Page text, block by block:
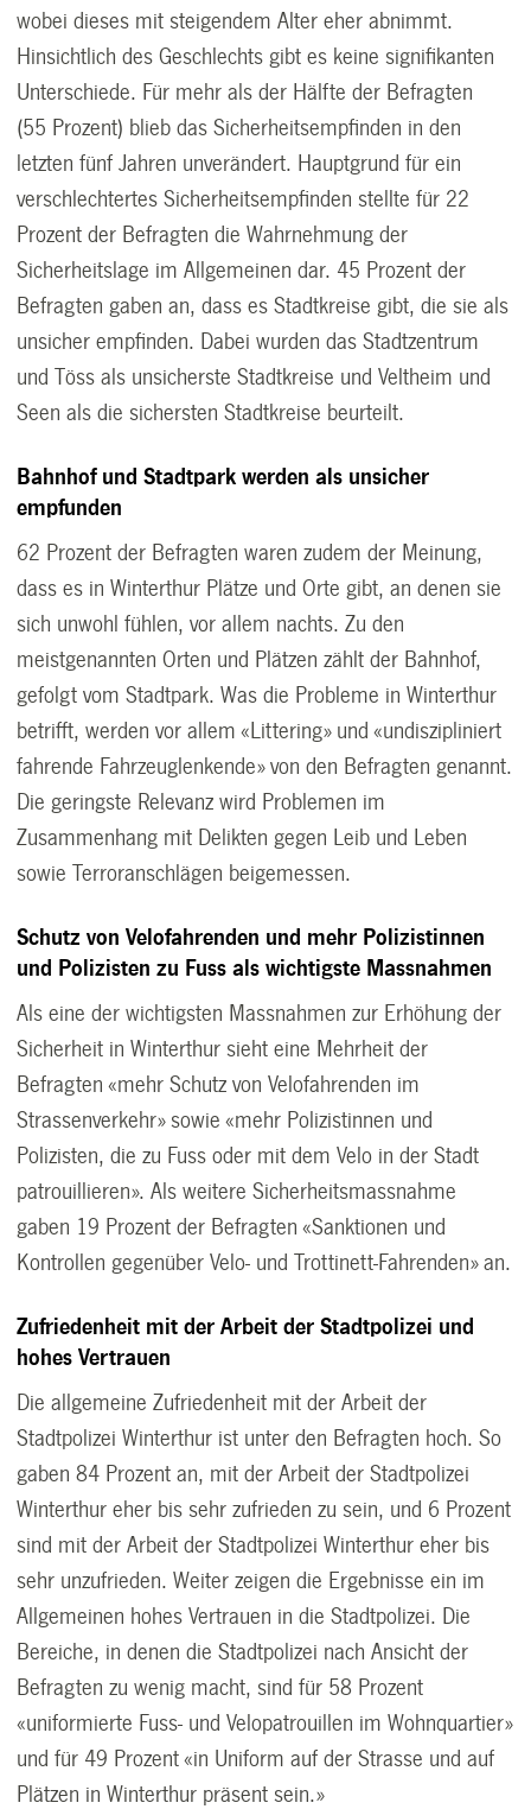
wobei dieses mit steigendem Alter eher abnimmt.
Hinsichtlich des Geschlechts gibt es keine signifikanten
Unterschiede. Für mehr als der Hälfte der Befragten
(55 Prozent) blieb das Sicherheitsempfinden in den
letzten fünf Jahren unverändert. Hauptgrund für ein
verschlechtertes Sicherheitsempfinden stellte für 22
Prozent der Befragten die Wahrnehmung der
Sicherheitslage im Allgemeinen dar. 45 Prozent der
Befragten gaben an, dass es Stadtkreise gibt, die sie als
unsicher empfinden. Dabei wurden das Stadtzentrum
und Töss als unsicherste Stadtkreise und Veltheim und
Seen als die sichersten Stadtkreise beurteilt.
Bahnhof und Stadtpark werden als unsicher
empfunden
62 Prozent der Befragten waren zudem der Meinung,
dass es in Winterthur Plätze und Orte gibt, an denen sie
sich unwohl fühlen, vor allem nachts. Zu den
meistgenannten Orten und Plätzen zählt der Bahnhof,
gefolgt vom Stadtpark. Was die Probleme in Winterthur
betrifft, werden vor allem «Littering» und «undiszipliniert
fahrende Fahrzeuglenkende» von den Befragten genannt.
Die geringste Relevanz wird Problemen im
Zusammenhang mit Delikten gegen Leib und Leben
sowie Terroranschlägen beigemessen.
Schutz von Velofahrenden und mehr Polizistinnen
und Polizisten zu Fuss als wichtigste Massnahmen
Als eine der wichtigsten Massnahmen zur Erhöhung der
Sicherheit in Winterthur sieht eine Mehrheit der
Befragten «mehr Schutz von Velofahrenden im
Strassenverkehr» sowie «mehr Polizistinnen und
Polizisten, die zu Fuss oder mit dem Velo in der Stadt
patrouillieren». Als weitere Sicherheitsmassnahme
gaben 19 Prozent der Befragten «Sanktionen und
Kontrollen gegenüber Velo- und Trottinett-Fahrenden» an.
Zufriedenheit mit der Arbeit der Stadtpolizei und
hohes Vertrauen
Die allgemeine Zufriedenheit mit der Arbeit der
Stadtpolizei Winterthur ist unter den Befragten hoch. So
gaben 84 Prozent an, mit der Arbeit der Stadtpolizei
Winterthur eher bis sehr zufrieden zu sein, und 6 Prozent
sind mit der Arbeit der Stadtpolizei Winterthur eher bis
sehr unzufrieden. Weiter zeigen die Ergebnisse ein im
Allgemeinen hohes Vertrauen in die Stadtpolizei. Die
Bereiche, in denen die Stadtpolizei nach Ansicht der
Befragten zu wenig macht, sind für 58 Prozent
«uniformierte Fuss- und Velopatrouillen im Wohnquartier»
und für 49 Prozent «in Uniform auf der Strasse und auf
Plätzen in Winterthur präsent sein.»